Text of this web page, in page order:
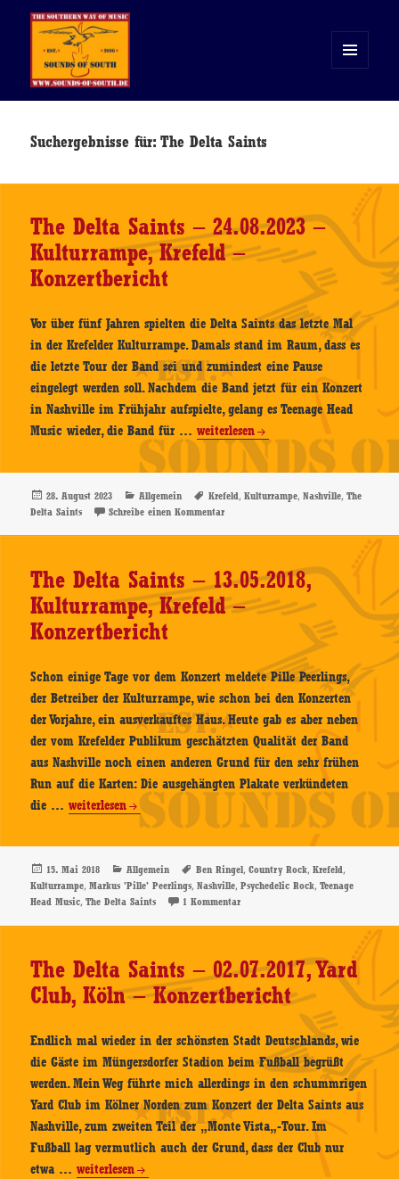
WIDGETS
Suchergebnisse für: The Delta Saints
The Delta Saints – 24.08.2023 –
Kulturrampe, Krefeld –
Konzertbericht
Vor über fünf Jahren spielten die Delta Saints das letzte Mal
in der Krefelder Kulturrampe. Damals stand im Raum, dass es
die letzte Tour der Band sei und zumindest eine Pause
eingelegt werden soll. Nachdem die Band jetzt für ein Konzert
in Nashville im Frühjahr aufspielte, gelang es Teenage Head
Music wieder, die Band für …The
Delta
Saints
–
24.08.2023
–
Krefeld
–
weiterlesen
Veröffentlicht
am
28. August 2023 Kategorien
Allgemein Schlagwörter
Krefeld,Kulturrampe,Nashville,The
Delta Saints
Schreibe einen Kommentarzu The Delta Saints – 24.08.2023 –
The Delta Saints – 13.05.2018,
Kulturrampe, Krefeld –
Konzertbericht
Schon einige Tage vor dem Konzert meldete Pille Peerlings,
der Betreiber der Kulturrampe, wie schon bei den Konzerten
der Vorjahre, ein ausverkauftes Haus. Heute gab es aber neben
der vom Krefelder Publikum geschätzten Qualität der Band
aus Nashville noch einen anderen Grund für den sehr frühen
Run auf die Karten: Die ausgehängten Plakate verkündeten
die …The
Saints
–
13.05.2018,
Kulturrampe,
Konzertbericht
weiterlesen
Veröffentlicht
am
15. Mai 2018 Kategorien
Allgemein Schlagwörter
Ben Ringel,Country Rock,Krefeld,
Kulturrampe,Markus 'Pille' Peerlings,Nashville,Psychedelic Rock,Teenage
Head Music,The Delta Saints 1 Kommentarzu The Delta Saints – 13.05.2018,
The Delta Saints – 02.07.2017, Yard
Club, Köln – Konzertbericht
Endlich mal wieder in der schönsten Stadt Deutschlands, wie
die Gäste im Müngersdorfer Stadion beim Fußball begrüßt
werden. Mein Weg führte mich allerdings in den schummrigen
Yard Club im Kölner Norden zum Konzert der Delta Saints aus
Nashville, zum zweiten Teil der „Monte Vista„-Tour. Im
Fußball lag vermutlich auch der Grund, dass der Club nur
etwa …The
weiterlesen